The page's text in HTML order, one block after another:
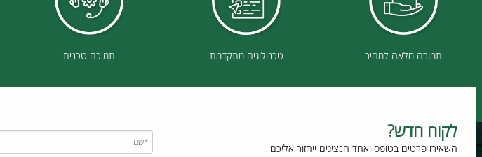
תמורה מלאה למחיר טכנולוגיה מתקדמת תמיכה טכנית